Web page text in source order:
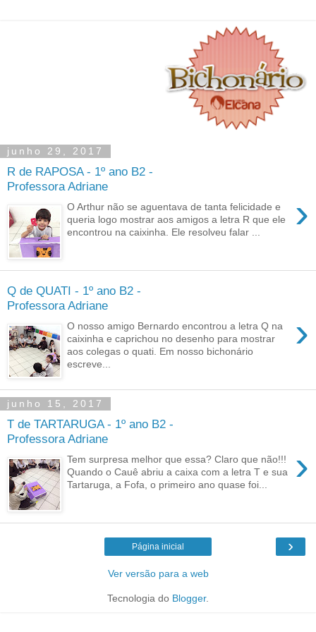
junho 29, 2017
R de RAPOSA - 1º ano B2 -
Professora Adriane
›
O Arthur não se aguentava de tanta felicidade e
queria logo mostrar aos amigos a letra R que ele
encontrou na caixinha. Ele resolveu falar ...
Q de QUATI - 1º ano B2 -
Professora Adriane
›
O nosso amigo Bernardo encontrou a letra Q na
caixinha e caprichou no desenho para mostrar
aos colegas o quati. Em nosso bichonário
escreve...
junho 15, 2017
T de TARTARUGA - 1º ano B2 -
Professora Adriane
›
Tem surpresa melhor que essa? Claro que não!!!
Quando o Cauê abriu a caixa com a letra T e sua
Tartaruga, a Fofa, o primeiro ano quase foi...
›
Página inicial
Ver versão para a web
Tecnologia do Blogger.